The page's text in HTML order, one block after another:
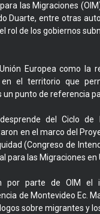
las Migraciones
Duarte, entre otras
rol de los gobiernos
Europea como la
en el territorio que
punto de referencia
del Ciclo
en el marco del
(Congreso de
para las Migraciones en
por parte de OIM el
de Montevideo Ec.
sobre migrantes y